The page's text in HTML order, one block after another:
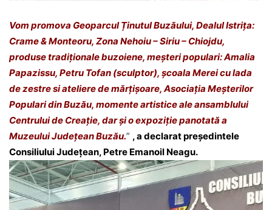
Vom promova Geoparcul Ținutul Buzăului, Dealul Istrița:
Crame & Monteoru, Zona Nehoiu – Siriu – Chiojdu,
produse tradiționale buzoiene, meșteri populari: Amalia
Papazissu, Petru Tofan (sculptor), școala Merei cu lada
de zestre si ateliere de mărțișoare, Asociația Meșterilor
Populari din Buzău, momente artistice ale ansamblului
Centrului de Creație, dar și o expoziție panotată a
Muzeului Județean Buzău.” , a declarat președintele
Consiliului Județean, Petre Emanoil Neagu.